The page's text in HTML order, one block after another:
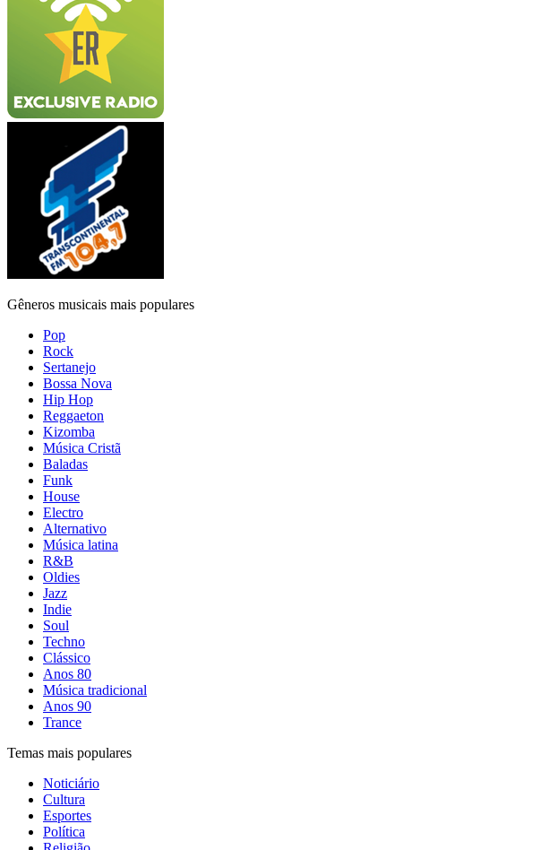
Gêneros musicais mais populares
Pop
Rock
Sertanejo
Bossa Nova
Hip Hop
Reggaeton
Kizomba
Música Cristã
Baladas
Funk
House
Electro
Alternativo
Música latina
R&B
Oldies
Jazz
Indie
Soul
Techno
Clássico
Anos 80
Música tradicional
Anos 90
Trance
Temas mais populares
Noticiário
Cultura
Esportes
Política